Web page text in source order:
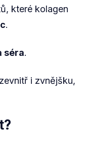
které kolagen
.
séra.
i zvnějšku,